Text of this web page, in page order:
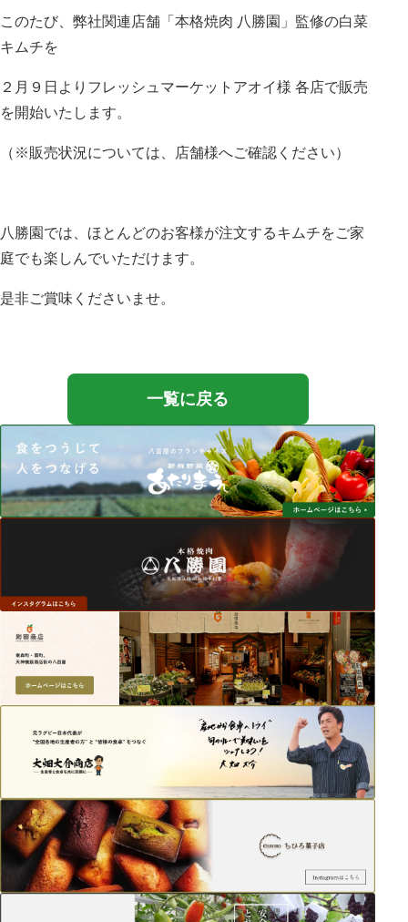
このたび、弊社関連店舗「本格焼肉 八勝園」監修の白菜
キムチを
２月９日よりフレッシュマーケットアオイ様 各店で販売
を開始いたします。
（※販売状況については、店舗様へご確認ください）
八勝園では、ほとんどのお客様が注文するキムチをご家
庭でも楽しんでいただけます。
是非ご賞味くださいませ。
一覧に戻る